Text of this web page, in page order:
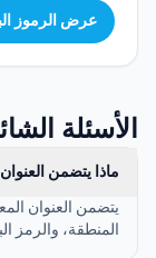
عرض الرموز
الأسئلة
ماذا يتضمن
يتضمن العنوان
المنطقة، والرمز